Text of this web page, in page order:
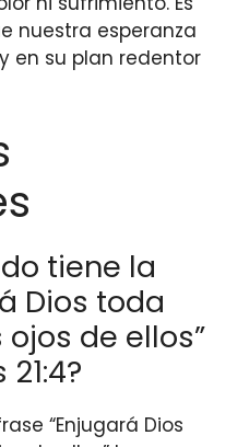
nuestra esperanza
en su plan redentor
tiene la
Dios toda
de ellos”
“Enjugará Dios